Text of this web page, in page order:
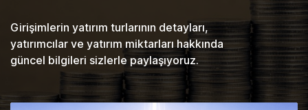
Girişimlerin yatırım turlarının detayları,
yatırımcılar ve yatırım miktarları hakkında
güncel bilgileri sizlerle paylaşıyoruz.